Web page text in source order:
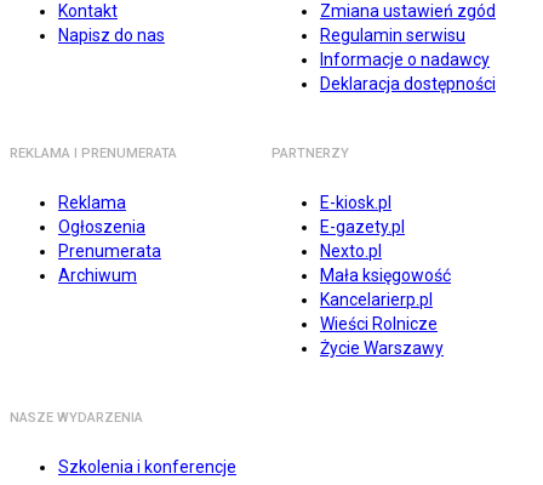
Kontakt
Napisz do nas
Zmiana ustawień zgód
Regulamin serwisu
Informacje o nadawcy
Deklaracja dostępności
REKLAMA I PRENUMERATA
Reklama
Ogłoszenia
Prenumerata
Archiwum
PARTNERZY
E-kiosk.pl
E-gazety.pl
Nexto.pl
Mała księgowość
Kancelarierp.pl
Wieści Rolnicze
Życie Warszawy
NASZE WYDARZENIA
Szkolenia i konferencje